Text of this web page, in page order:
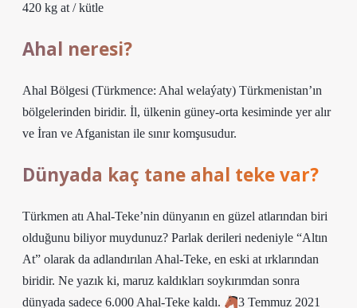
420 kg at / kütle
Ahal neresi?
Ahal Bölgesi (Türkmence: Ahal welaýaty) Türkmenistan’ın
bölgelerinden biridir. İl, ülkenin güney-orta kesiminde yer alır
ve İran ve Afganistan ile sınır komşusudur.
Dünyada kaç tane ahal teke var?
Türkmen atı Ahal-Teke’nin dünyanın en güzel atlarından biri
olduğunu biliyor muydunuz? Parlak derileri nedeniyle “Altın
At” olarak da adlandırılan Ahal-Teke, en eski at ırklarından
biridir. Ne yazık ki, maruz kaldıkları soykırımdan sonra
dünyada sadece 6.000 Ahal-Teke kaldı.
3 Temmuz 2021